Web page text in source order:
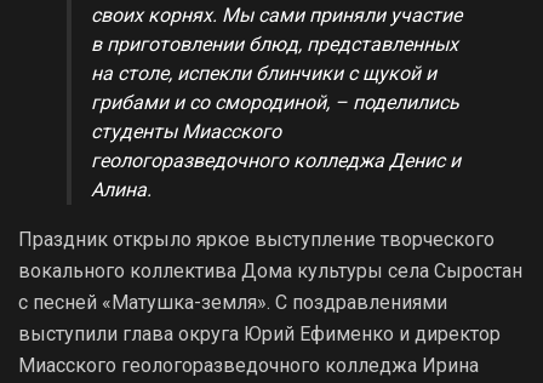
своих корнях. Мы сами приняли участие
в приготовлении блюд, представленных
на столе, испекли блинчики с щукой и
грибами и со смородиной, – поделились
студенты Миасского
геологоразведочного колледжа Денис и
Алина.
Праздник открыло яркое выступление творческого
вокального коллектива Дома культуры села Сыростан
с песней «Матушка-земля». С поздравлениями
выступили глава округа Юрий Ефименко и директор
Миасского геологоразведочного колледжа Ирина